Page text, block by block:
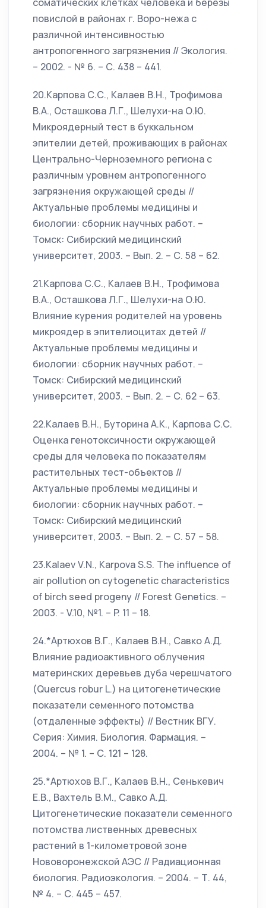
повислой в районах г. Воро-нежа с
различной интенсивностью
антропогенного загрязнения // Экология.
– 2002. - № 6. – С. 438 – 441.
20.Карпова С.С., Калаев В.Н., Трофимова
В.А., Осташкова Л.Г., Шелухи-на О.Ю.
Микроядерный тест в буккальном
эпителии детей, проживающих в районах
Центрально-Черноземного региона с
различным уровнем антропогенного
загрязнения окружающей среды //
Актуальные проблемы медицины и
биологии: сборник научных работ. –
Томск: Сибирский медицинский
университет, 2003. – Вып. 2. – С. 58 – 62.
21.Карпова С.С., Калаев В.Н., Трофимова
В.А., Осташкова Л.Г., Шелухи-на О.Ю.
Влияние курения родителей на уровень
микроядер в эпителиоцитах детей //
Актуальные проблемы медицины и
биологии: сборник научных работ. –
Томск: Сибирский медицинский
университет, 2003. – Вып. 2. – С. 62 – 63.
22.Калаев В.Н., Буторина А.К., Карпова С.С.
Оценка генотоксичности окружающей
среды для человека по показателям
растительных тест-объектов //
Актуальные проблемы медицины и
биологии: сборник научных работ. –
Томск: Сибирский медицинский
университет, 2003. – Вып. 2. – С. 57 – 58.
23.Kalaev V.N., Karpova S.S. The influence of
air pollution on cytogenetic characteristics
of birch seed progeny // Forest Genetics. –
2003. - V.10, №1. – P. 11 – 18.
24.*Артюхов В.Г., Калаев В.Н., Савко А.Д.
Влияние радиоактивного облучения
материнских деревьев дуба черешчатого
(Quercus robur L.) на цитогенетические
показатели семенного потомства
(отдаленные эффекты) // Вестник ВГУ.
Серия: Химия. Биология. Фармация. –
2004. – № 1. – С. 121 – 128.
25.*Артюхов В.Г., Калаев В.Н., Сенькевич
Е.В., Вахтель В.М., Савко А.Д.
Цитогенетические показатели семенного
потомства лиственных древесных
растений в 1-километровой зоне
Нововоронежской АЭС // Радиационная
биология. Радиоэкология. – 2004. – Т. 44,
№ 4. – С. 445 – 457.